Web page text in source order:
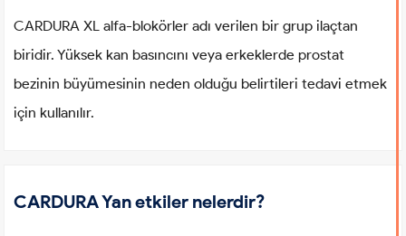
CARDURA XL alfa-blokörler adı verilen bir grup ilaçtan
biridir. Yüksek kan basıncını veya erkeklerde prostat
bezinin büyümesinin neden olduğu belirtileri tedavi etmek
için kullanılır.
CARDURA Yan etkiler nelerdir?